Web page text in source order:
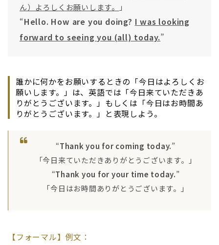
ん）よろしくお願いします。
」
“Hello. How are you doing? I was looking
forward to seeing you (all) today.”
誰かに何かをお願いするときの「今日はよろしくお
願いします。」は、英語では「今日来ていただきあ
りがとうございます。」もしくは「今日はお時間あ
りがとうございます。」と表現しよう。
“Thank you for coming today.”
「今日来ていただきありがとうございます。」
“Thank you for your time today.”
「今日はお時間ありがとうございます。」
【フォーマル】例文：